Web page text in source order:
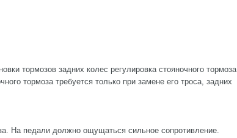
тормозов задних колес регулировка стояночного тормоза
тормоза требуется только при замене его троса, задних
На педали должно ощущаться сильное сопротивление.